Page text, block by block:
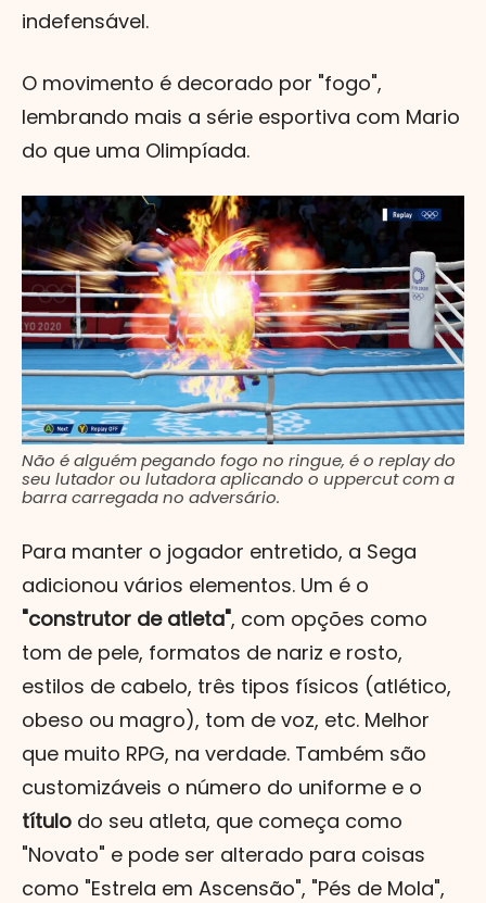
indefensável.
O movimento é decorado por "fogo",
lembrando mais a série esportiva com Mario
do que uma Olimpíada.
Não é alguém pegando fogo no ringue, é o replay do
seu lutador ou lutadora aplicando o uppercut com a
barra carregada no adversário.
Para manter o jogador entretido, a Sega
adicionou vários elementos. Um é o
"construtor de atleta", com opções como
tom de pele, formatos de nariz e rosto,
estilos de cabelo, três tipos físicos (atlético,
obeso ou magro), tom de voz, etc. Melhor
que muito RPG, na verdade. Também são
customizáveis o número do uniforme e o
título do seu atleta, que começa como
"Novato" e pode ser alterado para coisas
como "Estrela em Ascensão", "Pés de Mola",